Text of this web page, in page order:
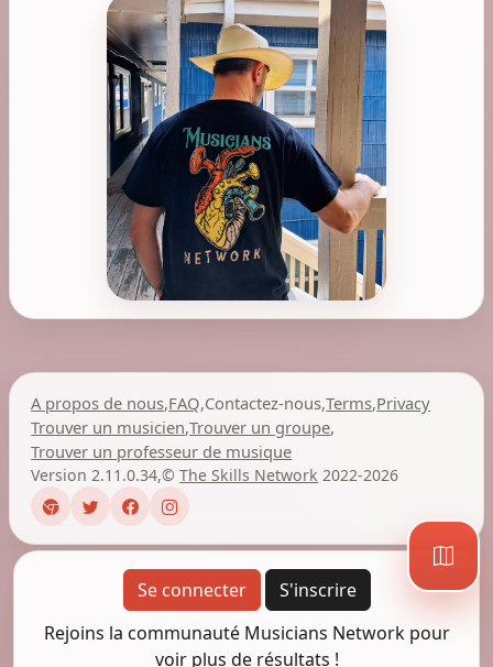
A propos de nous,FAQ,Contactez-nous,Terms,Privacy
Trouver un musicien,Trouver un groupe,
Trouver un professeur de musique
Version 2.11.0.34,©The Skills Network 2022-2026
Se connecter
S'inscrire
Rejoins la communauté Musicians Network pour
voir plus de résultats !